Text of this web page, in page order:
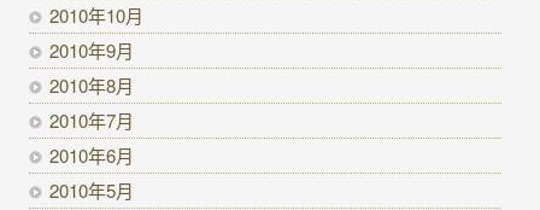
2010年10月
2010年9月
2010年8月
2010年7月
2010年6月
2010年5月